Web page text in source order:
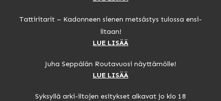
Tattiritarit – Kadonneen sienen metsästys tulossa ensi-
iltaan!
LUE LISÄÄ
Juha Seppälän Routavuosi näyttämölle!
LUE LISÄÄ
Syksyllä arki-iltojen esitykset alkavat jo klo 18